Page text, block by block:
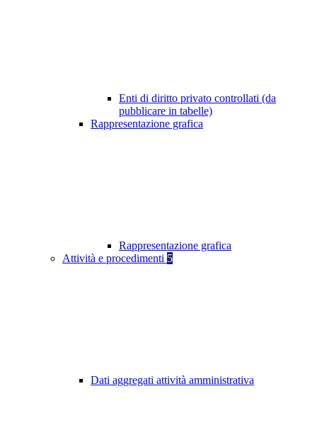
Enti di diritto privato controllati (da
pubblicare in tabelle)
Rappresentazione grafica
Rappresentazione grafica
Attività e procedimenti 5
Dati aggregati attività amministrativa